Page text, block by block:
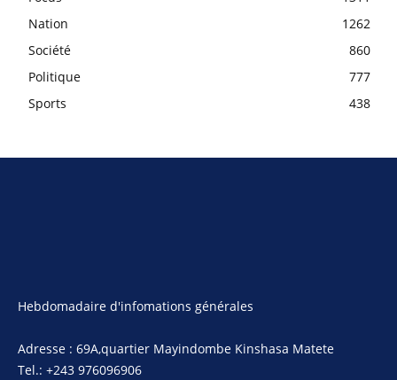
Nation
1262
Société
860
Politique
777
Sports
438
Hebdomadaire d'infomations générales
Adresse : 69A,quartier Mayindombe Kinshasa Matete
Tel.: +243 976096906